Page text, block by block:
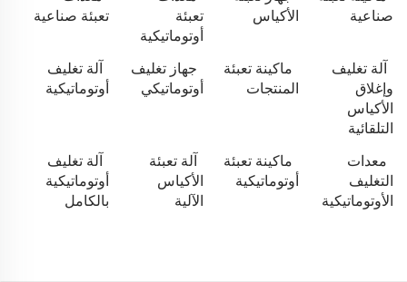
صناعية
الأكياس
تعبئة
أوتوماتيكية
تعبئة صناعية
آلة تغليف
وإغلاق
الأكياس
التلقائية
ماكينة تعبئة
المنتجات
جهاز تغليف
أوتوماتيكي
آلة تغليف
أوتوماتيكية
معدات
التغليف
الأوتوماتيكية
ماكينة تعبئة
أوتوماتيكية
آلة تعبئة
الأكياس
الآلية
آلة تغليف
أوتوماتيكية
بالكامل